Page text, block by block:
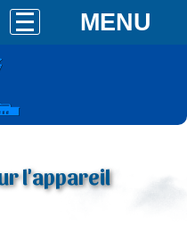
MENU
l'appareil